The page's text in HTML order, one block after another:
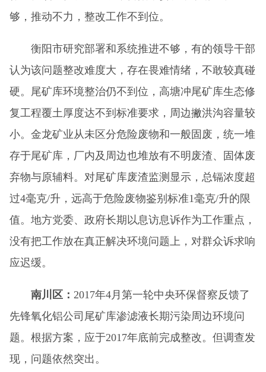
够，推动不力，整改工作不到位。
衡阳市研究部署和系统推进不够，有的领导干部
认为该问题整改难度大，存在畏难情绪，不敢较真碰
硬。尾矿库环境整治仍不到位，高塘冲尾矿库生态修
复工程覆土厚度达不到标准要求，周边撇洪沟容量较
小。金龙矿业从未区分危险废物和一般固废，统一堆
存于尾矿库，厂内及周边也堆放有不明废渣、固体废
弃物与原辅料。对尾矿库废渣监测显示，总镉浓度超
过4毫克/升，远高于危险废物鉴别标准1毫克/升的限
值。地方党委、政府长期以息访息诉作为工作重点，
没有把工作放在真正解决环境问题上，对群众诉求响
应迟缓。
南川区： 2017年4月第一轮中央环保督察反馈了
先锋氧化铝公司尾矿库渗滤液长期污染周边环境问
题。根据方案，应于2017年底前完成整改。但调查发
现，问题依然突出。